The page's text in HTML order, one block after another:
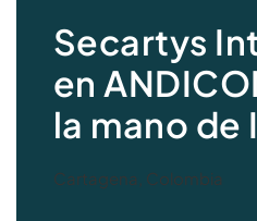
Secartys
en
la mano de
Cartagena, Colombia